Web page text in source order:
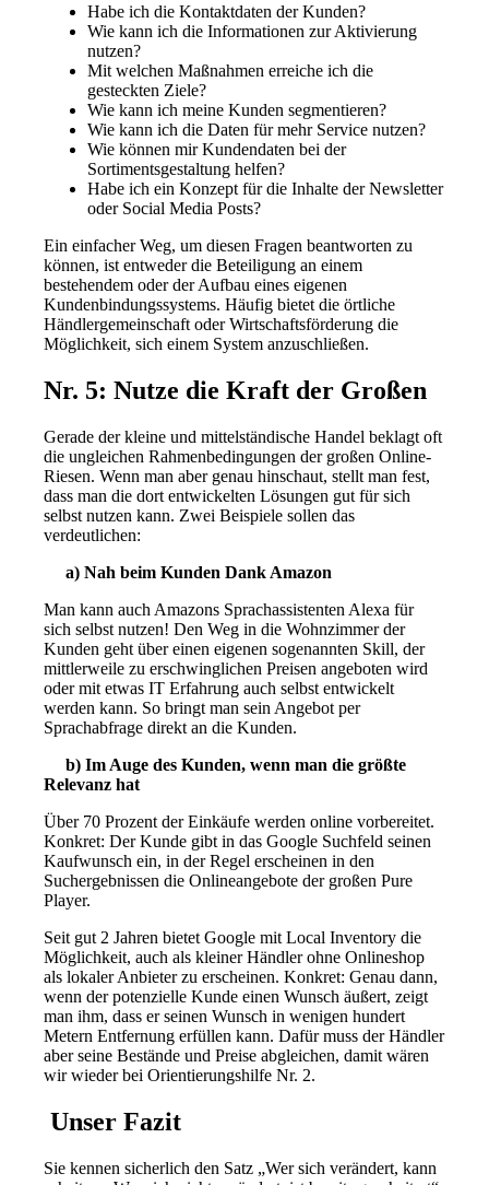
Habe ich die Kontaktdaten der Kunden?
Wie kann ich die Informationen zur Aktivierung
nutzen?
Mit welchen Maßnahmen erreiche ich die
gesteckten Ziele?
Wie kann ich meine Kunden segmentieren?
Wie kann ich die Daten für mehr Service nutzen?
Wie können mir Kundendaten bei der
Sortimentsgestaltung helfen?
Habe ich ein Konzept für die Inhalte der Newsletter
oder Social Media Posts?
Ein einfacher Weg, um diesen Fragen beantworten zu
können, ist entweder die Beteiligung an einem
bestehendem oder der Aufbau eines eigenen
Kundenbindungssystems. Häufig bietet die örtliche
Händlergemeinschaft oder Wirtschaftsförderung die
Möglichkeit, sich einem System anzuschließen.
Nr. 5: Nutze die Kraft der Großen
Gerade der kleine und mittelständische Handel beklagt oft
die ungleichen Rahmenbedingungen der großen Online-
Riesen. Wenn man aber genau hinschaut, stellt man fest,
dass man die dort entwickelten Lösungen gut für sich
selbst nutzen kann. Zwei Beispiele sollen das
verdeutlichen:
a) Nah beim Kunden Dank Amazon
Man kann auch Amazons Sprachassistenten Alexa für
sich selbst nutzen! Den Weg in die Wohnzimmer der
Kunden geht über einen eigenen sogenannten Skill, der
mittlerweile zu erschwinglichen Preisen angeboten wird
oder mit etwas IT Erfahrung auch selbst entwickelt
werden kann. So bringt man sein Angebot per
Sprachabfrage direkt an die Kunden.
b) Im Auge des Kunden, wenn man die größte
Relevanz hat
Über 70 Prozent der Einkäufe werden online vorbereitet.
Konkret: Der Kunde gibt in das Google Suchfeld seinen
Kaufwunsch ein, in der Regel erscheinen in den
Suchergebnissen die Onlineangebote der großen Pure
Player.
Seit gut 2 Jahren bietet Google mit Local Inventory die
Möglichkeit, auch als kleiner Händler ohne Onlineshop
als lokaler Anbieter zu erscheinen. Konkret: Genau dann,
wenn der potenzielle Kunde einen Wunsch äußert, zeigt
man ihm, dass er seinen Wunsch in wenigen hundert
Metern Entfernung erfüllen kann. Dafür muss der Händler
aber seine Bestände und Preise abgleichen, damit wären
wir wieder bei Orientierungshilfe Nr. 2.
Unser Fazit
Sie kennen sicherlich den Satz „Wer sich verändert, kann